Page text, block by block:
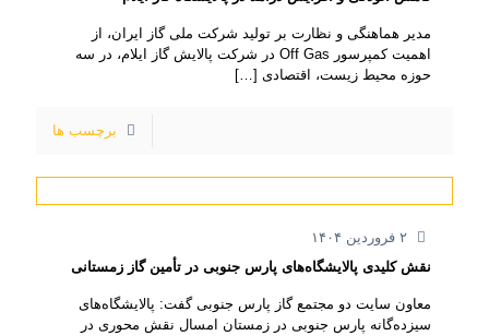
مدیر هماهنگی و نظارت بر تولید شرکت ملی گاز ایران، از
اهمیت کمپرسور Off Gas در شرکت پالایش گاز ایلام، در سه
حوزه محیط زیست، اقتصادی […]
برچسب ها
۲ فروردین ۱۴۰۴
نقش کلیدی پالایشگاه‌های پارس جنوبی در تأمین گاز زمستانی
معاون سایت دو مجتمع گاز پارس جنوبی گفت: پالایشگاه‌های
سیزده‌گانه پارس جنوبی در زمستان امسال نقش محوری در